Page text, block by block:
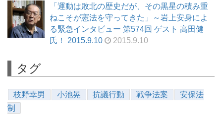
「運動は敗北の歴史だが、その黒星の積み重
ねこそが憲法を守ってきた」～岩上安身によ
る緊急インタビュー 第574回 ゲスト 高田健
氏！ 2015.9.10
2015.9.10
タグ
枝野幸男 小池晃 抗議行動 戦争法案
安保法
制